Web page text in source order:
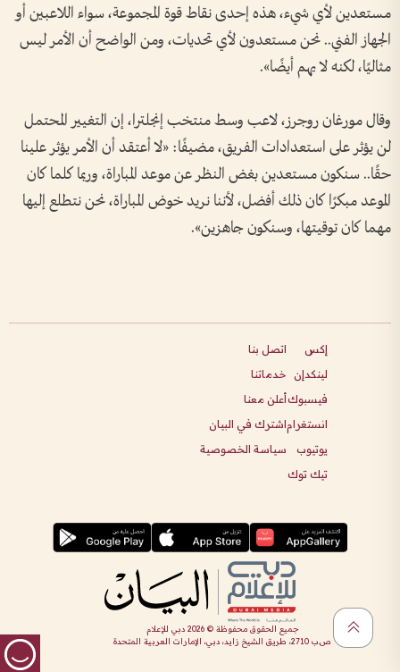
مستعدين لأي شيء، هذه إحدى نقاط قوة المجموعة، سواء اللاعبين أو
الجهاز الفني.. نحن مستعدون لأي تحديات، ومن الواضح أن الأمر ليس
مثاليًا، لكنه لا يهم أيضًا».
وقال مورغان روجرز، لاعب وسط منتخب إنجلترا، إن التغيير المحتمل
لن يؤثر على استعدادات الفريق، مضيفًا: «لا أعتقد أن الأمر يؤثر علينا
حقًا.. سنكون مستعدين بغض النظر عن موعد المباراة، وربما كلما كان
الموعد مبكرًا كان ذلك أفضل، لأننا نريد خوض المباراة، نحن نتطلع إليها
مهما كان توقيتها، وسنكون جاهزين».
إكس
لينكدإن
فيسبوك
انستغرام
يوتيوب
تيك توك
اتصل بنا
خدماتنا
أعلن معنا
اشترك في البيان
سياسة الخصوصية
جميع الحقوق محفوظة ©2026 دبي للإعلام
ص.ب 2710، طريق الشيخ زايد، دبي، الإمارات العربية المتحدة